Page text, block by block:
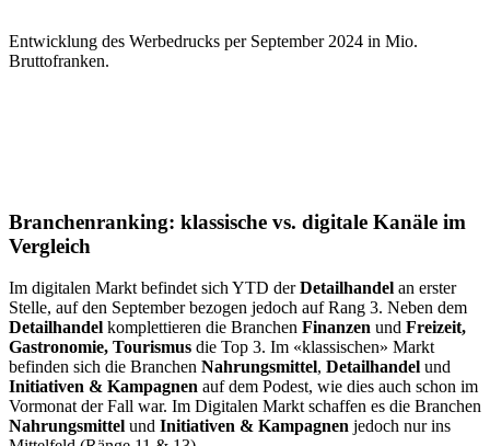
Entwicklung des Werbedrucks per September 2024 in Mio.
Bruttofranken.
Branchenranking: klassische vs. digitale Kanäle im
Vergleich
Im digitalen Markt befindet sich YTD derDetailhandel an erster
Stelle, auf den September bezogen jedoch auf Rang 3. Neben dem
Detailhandel komplettieren die Branchen Finanzen und Freizeit,
Gastronomie, Tourismus die Top 3. Im «klassischen» Markt
befinden sich die Branchen Nahrungsmittel, Detailhandel und
Initiativen & Kampagnen auf dem Podest, wie dies auch schon im
Vormonat der Fall war. Im Digitalen Markt schaffen es die Branchen
Nahrungsmittel und Initiativen & Kampagnen jedoch nur ins